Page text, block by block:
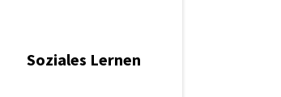
Soziales Lernen